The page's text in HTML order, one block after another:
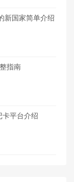
新国家简单介绍
指南
卡平台介绍